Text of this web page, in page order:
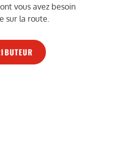
vous avez besoin
sur la route.